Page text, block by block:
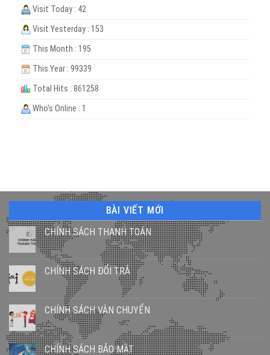
Visit Today : 42
Visit Yesterday : 153
This Month : 195
This Year : 99339
Total Hits : 861258
Who's Online : 1
BÀI VIẾT MỚI
CHÍNH SÁCH THANH TOÁN
CHÍNH SÁCH ĐỔI TRẢ
CHÍNH SÁCH VẬN CHUYỂN
CHÍNH SÁCH BẢO MẬT